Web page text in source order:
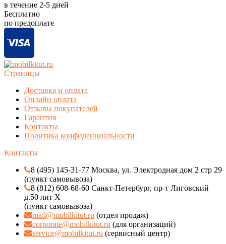
в течение 2-5 дней
Бесплатно
по предоплате
Страницы
Доставка и оплата
Онлайн оплата
Отзывы покупателей
Гарантия
Контакты
Политика конфиденциальности
Контакты
8 (495) 145-31-77 Москва, ул. Электродная дом 2 стр 29
(пункт самовывоза)
8 (812) 608-68-60 Санкт-Петербург, пр-т Лиговский
д.50 лит Х
(пункт самовывоза)
mail@mobilkitut.ru (отдел продаж)
corporate@mobilkitut.ru (для организаций)
service@mobilkitut.ru (сервисный центр)